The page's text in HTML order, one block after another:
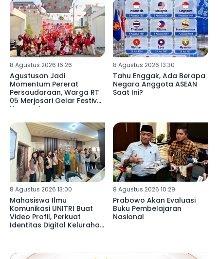
8 Agustus 2026 16:26
Agustusan Jadi
Momentum Pererat
Persaudaraan, Warga RT
05 Merjosari Gelar Festival
Harmoni
8 Agustus 2026 13:30
Tahu Enggak, Ada Berapa
Negara Anggota ASEAN
Saat Ini?
8 Agustus 2026 13:00
Mahasiswa Ilmu
Komunikasi UNITRI Buat
Video Profil, Perkuat
Identitas Digital Kelurahan
Pagentan
8 Agustus 2026 10:29
Prabowo Akan Evaluasi
Buku Pembelajaran
Nasional